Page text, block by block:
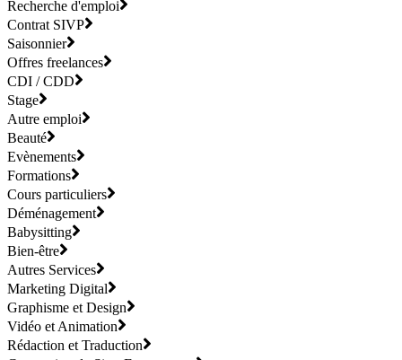
Recherche d'emploi
Contrat SIVP
Saisonnier
Offres freelances
CDI / CDD
Stage
Autre emploi
Beauté
Evènements
Formations
Cours particuliers
Déménagement
Babysitting
Bien-être
Autres Services
Marketing Digital
Graphisme et Design
Vidéo et Animation
Rédaction et Traduction